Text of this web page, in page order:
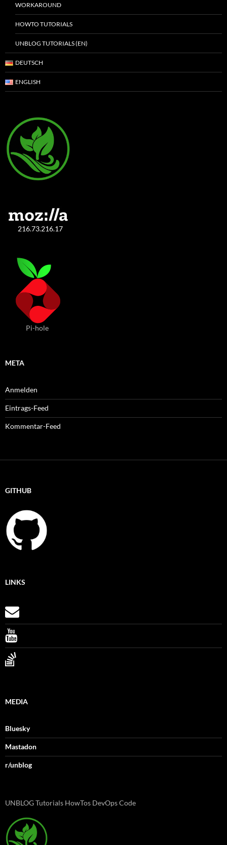
WORKAROUND
HOWTO TUTORIALS
UNBLOG TUTORIALS (EN)
DEUTSCH
ENGLISH
216.73.216.17
Pi-hole
META
Anmelden
Eintrags-Feed
Kommentar-Feed
GITHUB
LINKS
MEDIA
Bluesky
Mastadon
r/unblog
UNBLOG Tutorials HowTos DevOps Code